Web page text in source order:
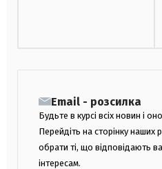
Email - розсилка
Будьте в курсі всіх новин і
Перейдіть на сторінку наших
обрати ті, що відповідають
інтересам.